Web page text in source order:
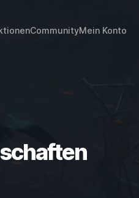
CommunityMein Konto